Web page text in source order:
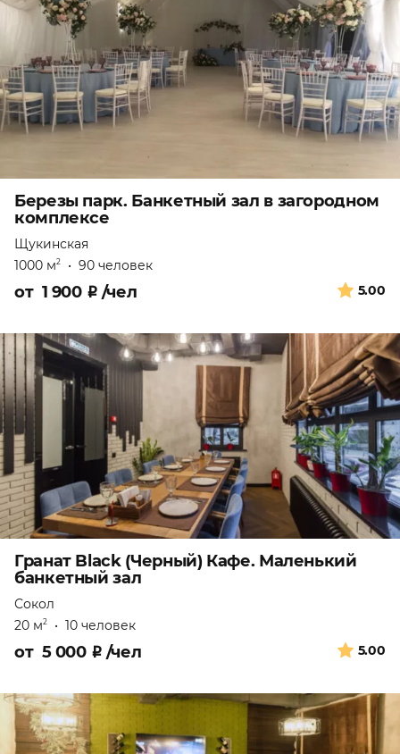
Березы парк. Банкетный зал в загородном
комплексе
Щукинская
1000 м2 • 90 человек
5.00
от 1 900 ₽ /чел
Гранат Black (Черный) Кафе. Маленький
банкетный зал
Сокол
20 м2 • 10 человек
5.00
от 5 000 ₽ /чел